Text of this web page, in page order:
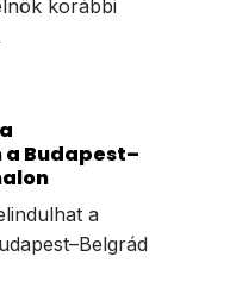
korábbi
Budapest–
a